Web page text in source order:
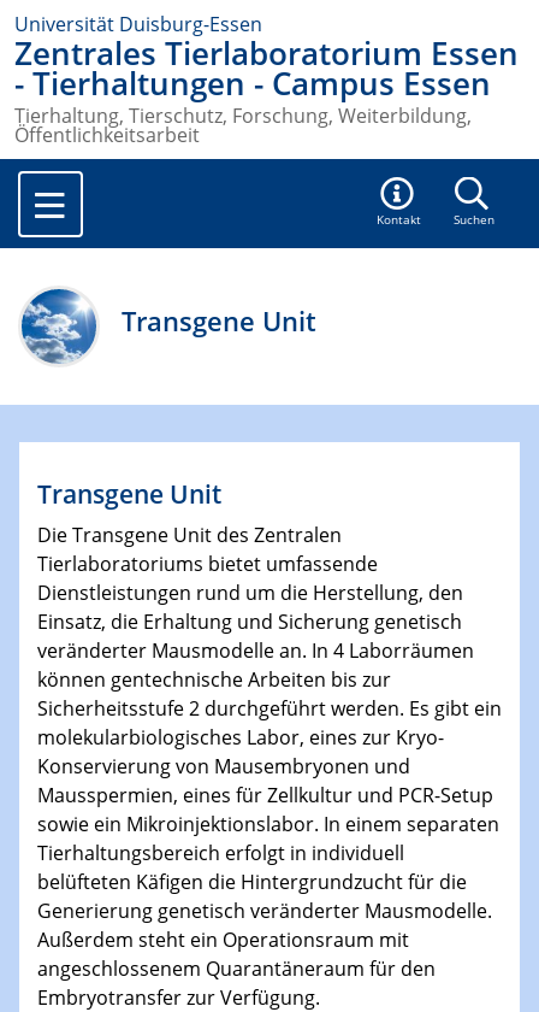
Universität Duisburg-Essen
Zentrales Tierlaboratorium Essen
- Tierhaltungen - Campus Essen
Tierhaltung, Tierschutz, Forschung, Weiterbildung,
Öffentlichkeitsarbeit
Kontakt Suchen
Transgene Unit
Transgene Unit
Die Transgene Unit des Zentralen
Tierlaboratoriums bietet umfassende
Dienstleistungen rund um die Herstellung, den
Einsatz, die Erhaltung und Sicherung genetisch
veränderter Mausmodelle an. In 4 Laborräumen
können gentechnische Arbeiten bis zur
Sicherheitsstufe 2 durchgeführt werden. Es gibt ein
molekularbiologisches Labor, eines zur Kryo-
Konservierung von Mausembryonen und
Mausspermien, eines für Zellkultur und PCR-Setup
sowie ein Mikroinjektionslabor. In einem separaten
Tierhaltungsbereich erfolgt in individuell
belüfteten Käfigen die Hintergrundzucht für die
Generierung genetisch veränderter Mausmodelle.
Außerdem steht ein Operationsraum mit
angeschlossenem Quarantäneraum für den
Embryotransfer zur Verfügung.